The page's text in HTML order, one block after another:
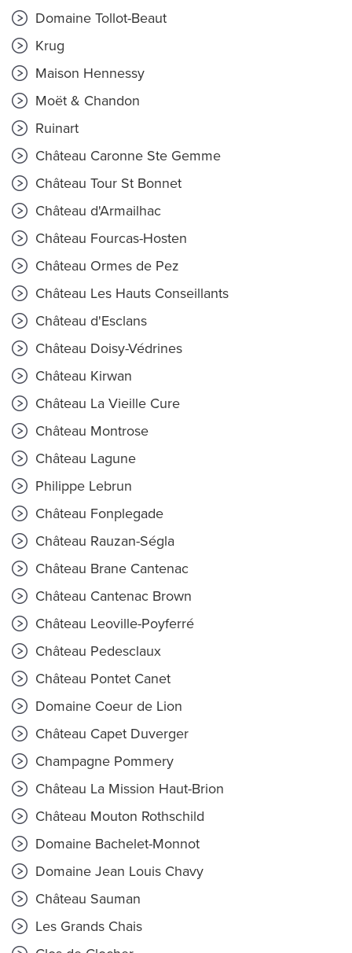
Domaine Tollot-Beaut
Krug
Maison Hennessy
Moët & Chandon
Ruinart
Château Caronne Ste Gemme
Château Tour St Bonnet
Château d'Armailhac
Château Fourcas-Hosten
Château Ormes de Pez
Château Les Hauts Conseillants
Château d'Esclans
Château Doisy-Védrines
Château Kirwan
Château La Vieille Cure
Château Montrose
Château Lagune
Philippe Lebrun
Château Fonplegade
Château Rauzan-Ségla
Château Brane Cantenac
Château Cantenac Brown
Château Leoville-Poyferré
Château Pedesclaux
Château Pontet Canet
Domaine Coeur de Lion
Château Capet Duverger
Champagne Pommery
Château La Mission Haut-Brion
Château Mouton Rothschild
Domaine Bachelet-Monnot
Domaine Jean Louis Chavy
Château Sauman
Les Grands Chais